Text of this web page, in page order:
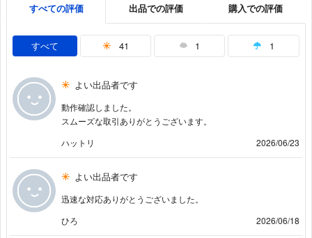
すべての評価 出品での評価 購入での評価
すべて 41 1 1
よい出品者です
動作確認しました。
スムーズな取引ありがとうございます。
ハットリ
2026/06/23
よい出品者です
迅速な対応ありがとうございました。
ひろ
2026/06/18